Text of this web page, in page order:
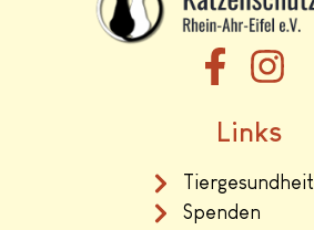
Links
Tiergesundheit
Spenden